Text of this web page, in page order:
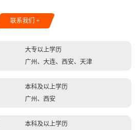
联系我们 +
大专以上学历
广州、大连、西安、天津
本科及以上学历
广州、西安
本科及以上学历